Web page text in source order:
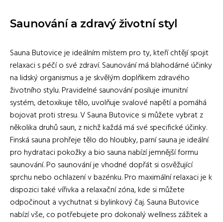
Saunování a zdravý životní styl
Sauna Butovice je ideálním místem pro ty, kteří chtějí spojit
relaxaci s péčí o své zdraví. Saunování má blahodárné účinky
na lidský organismus a je skvělým doplňkem zdravého
životního stylu. Pravidelné saunování posiluje imunitní
systém, detoxikuje tělo, uvolňuje svalové napětí a pomáhá
bojovat proti stresu. V Sauna Butovice si můžete vybrat z
několika druhů saun, z nichž každá má své specifické účinky.
Finská sauna prohřeje tělo do hloubky, parní sauna je ideální
pro hydrataci pokožky a bio sauna nabízí jemnější formu
saunování. Po saunování je vhodné dopřát si osvěžující
sprchu nebo ochlazení v bazénku. Pro maximální relaxaci je k
dispozici také vířivka a relaxační zóna, kde si můžete
odpočinout a vychutnat si bylinkový čaj. Sauna Butovice
nabízí vše, co potřebujete pro dokonalý wellness zážitek a